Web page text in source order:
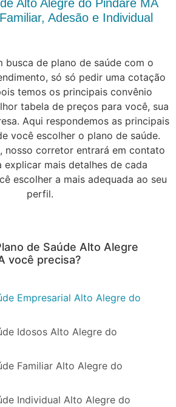
Alto Alegre do Pindaré MA
Adesão e Individual
busca de plano de saúde com o
só só pedir uma cotação
temos os principais convênio
tabela de preços para você, sua
Aqui respondemos as principais
você escolher o plano de saúde.
nosso corretor entrará em contato
explicar mais detalhes de cada
escolher a mais adequada ao seu
perfil.
de Saúde Alto Alegre
você precisa?
Empresarial Alto Alegre do
Idosos Alto Alegre do
Familiar Alto Alegre do
Individual Alto Alegre do